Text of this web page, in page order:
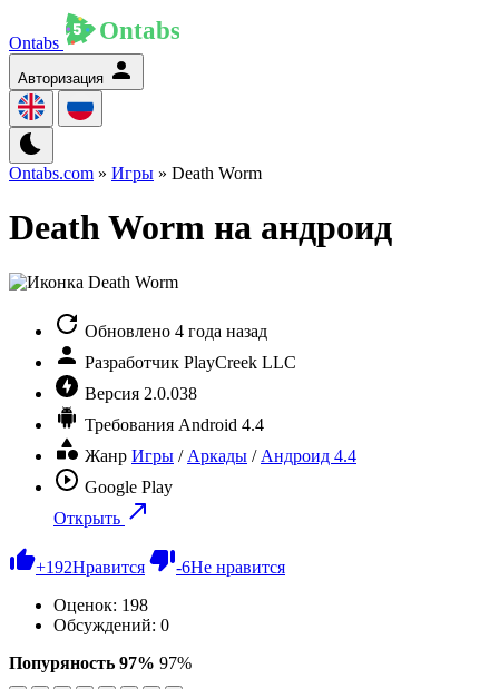
Ontabs
Авторизация
Ontabs.com » Игры » Death Worm
Death Worm на андроид
Обновлено 4 года назад
Разработчик PlayCreek LLC
Версия 2.0.038
Требования Android 4.4
Жанр Игры / Аркады / Андроид 4.4
Google Play
Открыть
+192Нравится -6Не нравится
Оценок: 198
Обсуждений: 0
Попуряность 97% 97%